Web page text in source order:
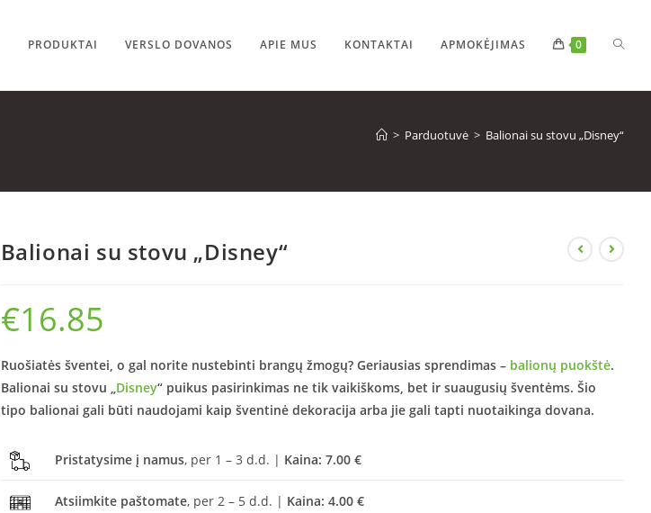
PRODUKTAI VERSLO DOVANOS APIE MUS KONTAKTAI APMOKĖJIMAS 0
> Parduotuvė > Balionai su stovu „Disney“
Balionai su stovu „Disney“
€16.85
Ruošiatės šventei, o gal norite nustebinti brangų žmogų? Geriausias sprendimas – balionų puokštė.
Balionai su stovu „Disney“ puikus pasirinkimas ne tik vaikiškoms, bet ir suaugusių šventėms. Šio
tipo balionai gali būti naudojami kaip šventinė dekoracija arba jie gali tapti nuotaikinga dovana.
Pristatysime į namus, per 1 – 3 d.d. | Kaina: 7.00 €
Atsiimkite paštomate, per 2 – 5 d.d. | Kaina: 4.00 €